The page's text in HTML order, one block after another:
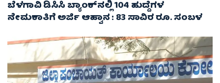
ಬೆಳಗಾವಿ ಡಿಸಿಸಿ ಬ್ಯಾಂಕ್‌ನಲ್ಲಿ 104 ಹುದ್ದೆಗಳ
ನೇಮಕಾತಿಗೆ ಅರ್ಜಿ ಆಹ್ವಾನ : 83 ಸಾವಿರ ರೂ. ಸಂಬಳ